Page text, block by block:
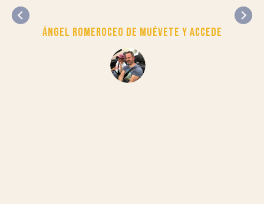
Ángel RomeroCEO de Muévete y Accede